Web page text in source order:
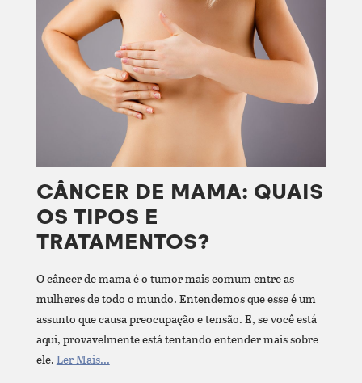
CÂNCER DE MAMA: QUAIS
OS TIPOS E
TRATAMENTOS?
O câncer de mama é o tumor mais comum entre as
mulheres de todo o mundo. Entendemos que esse é um
assunto que causa preocupação e tensão. E, se você está
aqui, provavelmente está tentando entender mais sobre
ele.Ler Mais...